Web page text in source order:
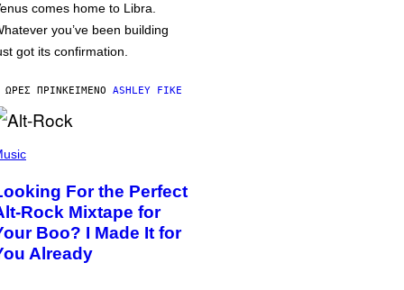
comes home to Libra.
you’ve been building
got its confirmation.
ΏΡΕΣ ΠΡΙΝΚΕΊΜΕΝΟ ASHLEY FIKE
For the Perfect
Rock Mixtape for
Boo? I Made It for
Already